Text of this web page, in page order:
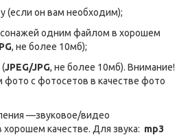
(если он вам необходим);
одним файлом в хорошем
, не более 10мб);
JPEG/JPG, не более 10мб). Внимание!
с фотосетов в качестве фото
—звуковое/видео
качестве. Для звука: mp3